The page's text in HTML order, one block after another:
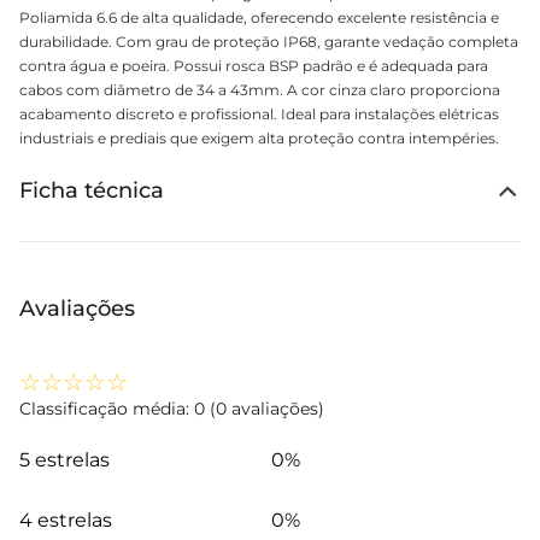
Poliamida 6.6 de alta qualidade, oferecendo excelente resistência e
durabilidade. Com grau de proteção IP68, garante vedação completa
contra água e poeira. Possui rosca BSP padrão e é adequada para
cabos com diâmetro de 34 a 43mm. A cor cinza claro proporciona
acabamento discreto e profissional. Ideal para instalações elétricas
industriais e prediais que exigem alta proteção contra intempéries.
Ficha técnica
Avaliações
☆☆☆☆☆
Classificação média: 0 (0 avaliações)
5 estrelas 0%
4 estrelas 0%